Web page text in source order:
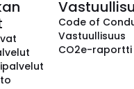
Code of
Vastuullisuus
CO2e-raportti